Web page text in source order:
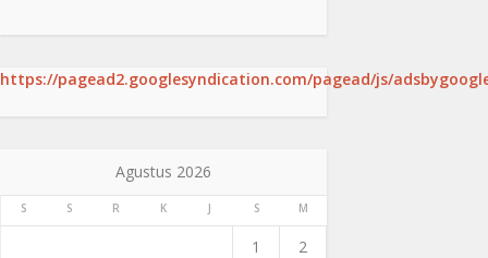
https://pagead2.googlesyndication.com/pagead/js/
Agustus 2026
S S R K J S M
1 2